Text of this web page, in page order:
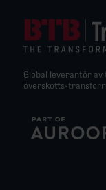
Global leverantör
överskotts-